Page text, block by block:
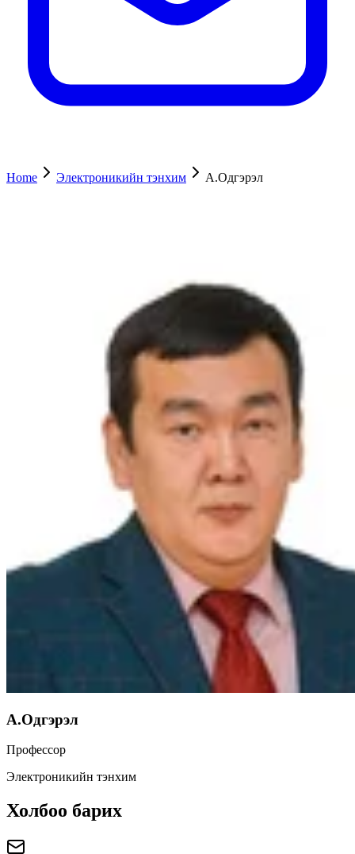
Home Электроникийн тэнхим А.Одгэрэл
А.Одгэрэл
Профессор
Электроникийн тэнхим
Холбоо барих